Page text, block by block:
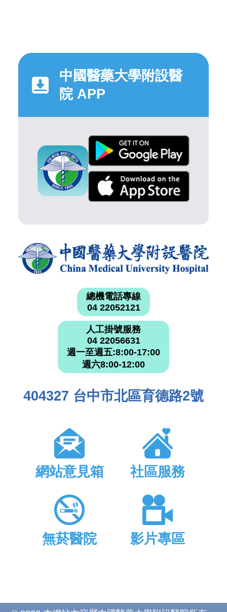
中國醫藥大學附設醫
院 APP
總機電話專線
04 22052121
人工掛號服務
04 22056631
週一至週五:8:00-17:00
週六8:00-12:00
404327 台中市北區育德路2號
網站意見箱 社區服務
無菸醫院 影片專區